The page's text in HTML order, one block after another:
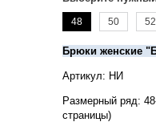
48 50 52
Брюки женские
Артикул: НИ
Размерный ряд:
страницы)